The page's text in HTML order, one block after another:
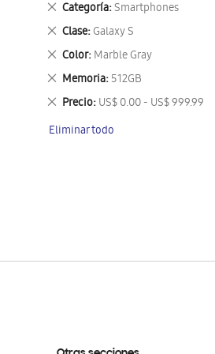
Categoría Smartphones
Eliminar
este
artículo
Clase Galaxy S
Eliminar
este
artículo
Color Marble Gray
Eliminar
este
artículo
Memoria 512GB
Eliminar
este
artículo
Precio US$ 0.00 - US$ 999.99
Eliminar
artículo
Eliminar todo